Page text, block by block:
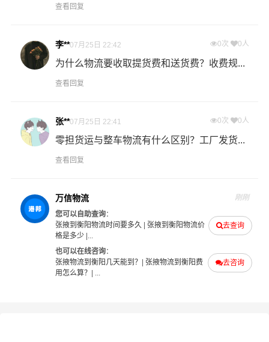
为客户提供全国危险货物运输服务，零担危险货物配送最
卡班运输：张掖危险品物流的核心产品之一，卡车航班为
您提供安全、准时、无忧、经济的全国运输，高品质服务
可与航空和快递媲美。
物流运输难题。 可根据危险货物实际情况优先装车发运，
在要求的时间内为您提供最具性价比的物流服务。
王危险品物流让您随时随地掌控货物在途信息。
★ 本站所列张掖到衡阳危险品物流运输费用与时效仅供参
查看回复
李**07月25日 22:42 0次 0人
为什么物流要收取提货费和送货费？收费规...
查看回复
张**07月25日 22:41 0次 0人
零担货运与整车物流有什么区别？工厂发货...
查看回复
万信物流 刚刚
去查询
您可以自助查询：
张掖到衡阳物流时间要多久
张掖到衡阳物流价
格是多少|...
去咨询
也可以在线咨询：
张掖物流到衡阳几天能到？
张掖物流到衡阳费
用怎么算？
| ...